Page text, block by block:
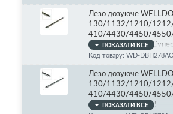
Лезо дозуюче
130/1132/1210/
410/4430/4450/
osted OEM Blade!
ПОКАЗАТИ ВСЕ
Код товару: WD-
Лезо дозуюче
130/1132/1210/
410/4430/4450/
клейкою стрічкою!
ПОКАЗАТИ ВСЕ